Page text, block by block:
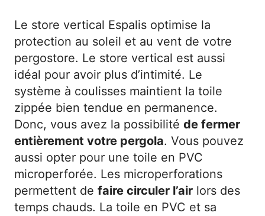
Le store vertical Espalis optimise la
protection au soleil et au vent de votre
pergostore. Le store vertical est aussi
idéal pour avoir plus d’intimité. Le
système à coulisses maintient la toile
zippée bien tendue en permanence.
Donc, vous avez la possibilité de fermer
entièrement votre pergola. Vous pouvez
aussi opter pour une toile en PVC
microperforée. Les microperforations
permettent de faire circuler l’air lors des
temps chauds. La toile en PVC et sa